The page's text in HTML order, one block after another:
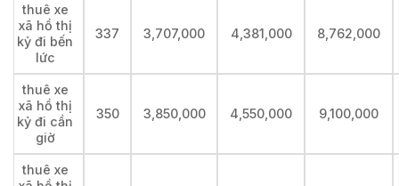
thuê xe
xã hồ thị
kỷ đi bến
lức
337 3,707,000 4,381,000 8,762,000
thuê xe
xã hồ thị
kỷ đi cần
giờ
350 3,850,000 4,550,000 9,100,000
thuê xe